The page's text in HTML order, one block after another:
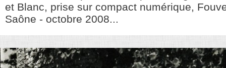
et Blanc, prise sur compact numérique,
Saône - octobre 2008...